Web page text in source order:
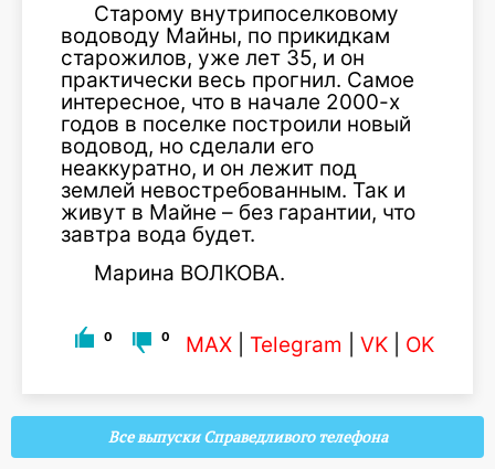
Старому внутрипоселковому
водоводу Майны, по прикидкам
старожилов, уже лет 35, и он
практически весь прогнил. Самое
интересное, что в начале 2000-х
годов в поселке построили новый
водовод, но сделали его
неаккуратно, и он лежит под
землей невостребованным. Так и
живут в Майне – без гарантии, что
завтра вода будет.
Марина ВОЛКОВА.
0 0 MAX Telegram VK OK
Все выпуски Справедливого телефона